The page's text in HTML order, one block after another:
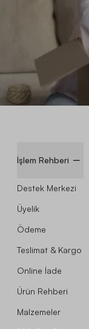
İşlem Rehberi
Destek Merkezi
Üyelik
Ödeme
Teslimat & Kargo
Online İade
Ürün Rehberi
Malzemeler